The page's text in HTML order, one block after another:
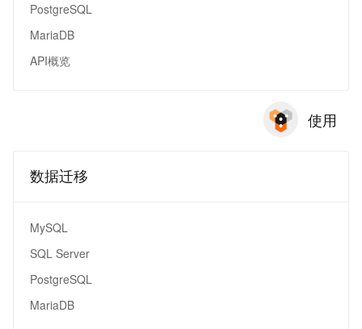
PostgreSQL
MariaDB
API概览
使用
数据迁移
MySQL
SQL Server
PostgreSQL
MariaDB